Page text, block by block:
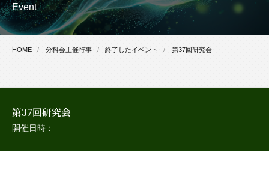
Event
HOME 分科会主催行事 終了したイベント 第37回研究会
第37回研究会
開催日時：